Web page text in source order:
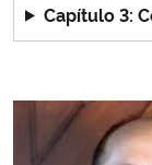
Capítulo 3: